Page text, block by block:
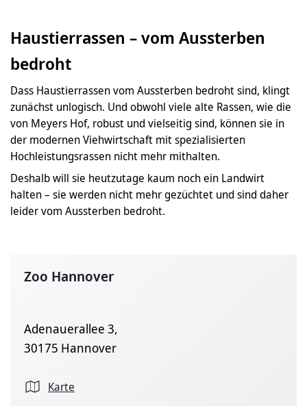
Haustierrassen – vom Aussterben
bedroht
Dass Haustierrassen vom Aussterben bedroht sind, klingt
zunächst unlogisch. Und obwohl viele alte Rassen, wie die
von Meyers Hof, robust und vielseitig sind, können sie in
der modernen Viehwirtschaft mit spezialisierten
Hochleistungsrassen nicht mehr mithalten.
Deshalb will sie heutzutage kaum noch ein Landwirt
halten – sie werden nicht mehr gezüchtet und sind daher
leider vom Aussterben bedroht.
Zoo Hannover
Adenauerallee 3,
30175 Hannover
Karte